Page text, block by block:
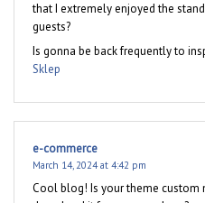
that I extremely enjoyed the
guests?
Is gonna be back frequently to
Sklep
e-commerce
March 14, 2024 at 4:42 pm
Cool blog! Is your theme custom